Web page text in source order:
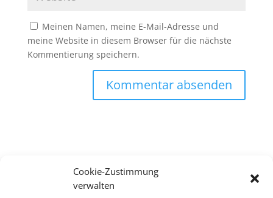
Cookie-Zustimmung
verwalten
Meinen Namen, meine E-Mail-Adresse und
meine Website in diesem Browser für die nächste
Kommentierung speichern.